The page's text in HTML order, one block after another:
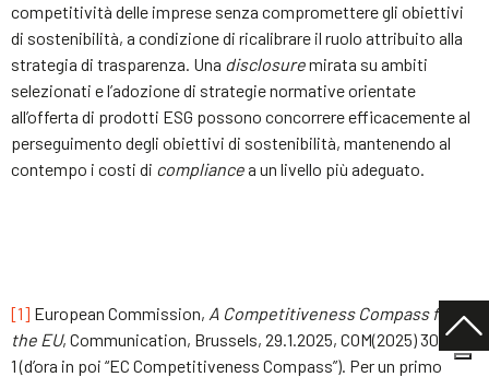
competitività delle imprese senza compromettere gli obiettivi
di sostenibilità, a condizione di ricalibrare il ruolo attribuito alla
strategia di trasparenza. Una disclosuremirata su ambiti
selezionati e l’adozione di strategie normative orientate
all’offerta di prodotti ESG possono concorrere efficacemente al
perseguimento degli obiettivi di sostenibilità, mantenendo al
contempo i costi di compliancea un livello più adeguato.
[1] European Commission, A Competitiveness Compass for
the EU, Communication, Brussels, 29.1.2025, COM(2025) 30 final,
1 (d’ora in poi “EC Competitiveness Compass”). Per un primo